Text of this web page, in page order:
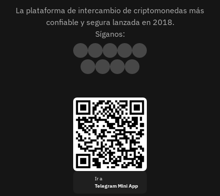
La plataforma de intercambio de criptomonedas más
confiable y segura lanzada en 2018.
Síganos:
Ir a
Telegram Mini App